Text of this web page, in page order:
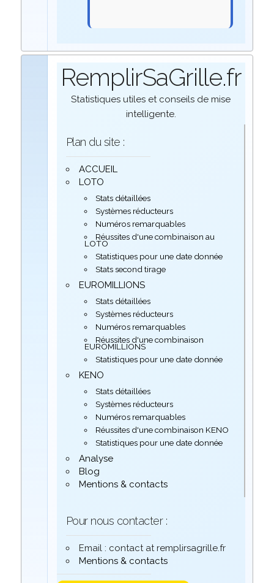
RemplirSaGrille.fr
Statistiques utiles et conseils de mise
intelligente.
Plan du site :
ACCUEIL
LOTO
Stats détaillées
Systèmes réducteurs
Numéros remarquables
Réussites d'une combinaison au
LOTO
Statistiques pour une date donnée
Stats second tirage
EUROMILLIONS
Stats détaillées
Systèmes réducteurs
Numéros remarquables
Réussites d'une combinaison
EUROMILLIONS
Statistiques pour une date donnée
KENO
Stats détaillées
Systèmes réducteurs
Numéros remarquables
Réussites d'une combinaison KENO
Statistiques pour une date donnée
Analyse
Blog
Mentions & contacts
Pour nous contacter :
Email : contact at remplirsagrille.fr
Mentions & contacts